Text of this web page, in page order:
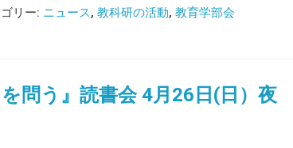
リー: ニュース, 教科研の活動, 教育学部会
を問う』読書会 4月26日(日）